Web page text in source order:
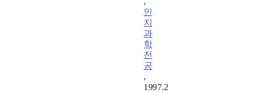
인
지
과
학
전
공
,
1997.2